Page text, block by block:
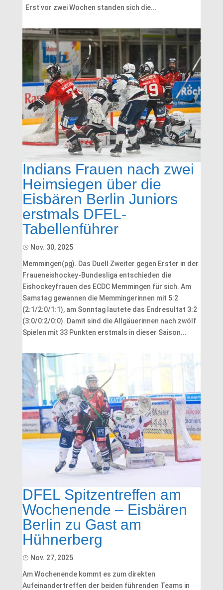
Erst vor zwei Wochen standen sich die...
Indians Frauen nach zwei
Heimsiegen über die
Eisbären Berlin Juniors
erstmals DFEL-
Tabellenführer
Nov. 30, 2025
Memmingen(pg). Das Duell Zweiter gegen Erster in der
Fraueneishockey-Bundesliga entschieden die
Eishockeyfrauen des ECDC Memmingen für sich. Am
Samstag gewannen die Memmingerinnen mit 5:2
(2:1/2:0/1:1), am Sonntag lautete das Endresultat 3:2
(3:0/0:2/0:0). Damit sind die Allgäuerinnen nach zwölf
Spielen mit 33 Punkten erstmals in dieser Saison...
DFEL Spitzentreffen am
Wochenende – Eisbären
Berlin zu Gast am
Hühnerberg
Nov. 27, 2025
Am Wochenende kommt es zum direkten
Aufeinandertreffen der beiden führenden Teams in